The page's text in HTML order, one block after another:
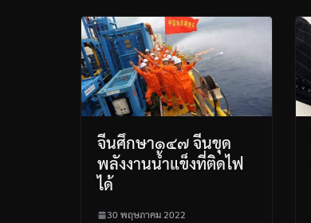
จีนศึกษา๑๔๗ จีนขุด
พลังงานน้ำแข็งที่ติดไฟ
ได้
30 พฤษภาคม 2022